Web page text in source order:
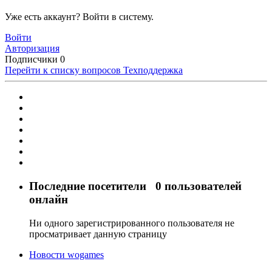
Уже есть аккаунт? Войти в систему.
Войти
Авторизация
Подписчики 0
Перейти к списку вопросов Техподдержка
Последние посетители 0 пользователей
онлайн
Ни одного зарегистрированного пользователя не
просматривает данную страницу
Новости wogames